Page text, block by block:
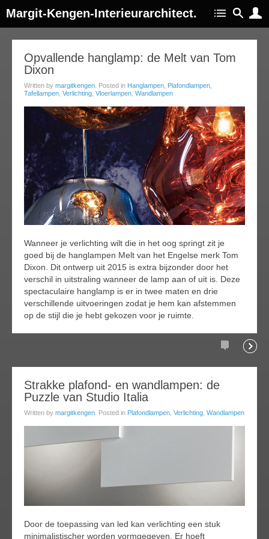
Margit-Kengen-Interieurarchitect.
Opvallende hanglamp: de Melt van Tom
Dixon
Written by margitkengen . Posted in Hanglampen Plafondlampen
Tafellampen Verlichting Vloerlampen Wandlampen
Wanneer je verlichting wilt die in het oog springt zit je
goed bij de hanglampen Melt van het Engelse merk Tom
Dixon. Dit ontwerp uit 2015 is extra bijzonder door het
verschil in uitstraling wanneer de lamp aan of uit is. Deze
spectaculaire hanglamp is er in twee maten en drie
verschillende uitvoeringen zodat je hem kan afstemmen
op de stijl die je hebt gekozen voor je ruimte.
Comments
Strakke plafond- en wandlampen: de
Puzzle van Studio Italia
Written by margitkengen . Posted in Plafondlampen Verlichting Wandlampen
Door de toepassing van led kan verlichting een stuk
minimalistischer worden vormgegeven. Er hoeft